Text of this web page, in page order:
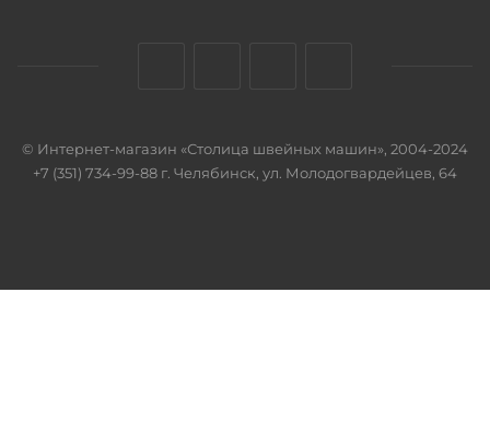
© Интернет-магазин «Столица швейных машин», 2004-2024
+7 (351) 734-99-88 г. Челябинск, ул. Молодогвардейцев, 64